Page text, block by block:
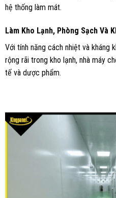
hệ thống làm mát.
Làm Kho Lạnh, Phòng Sạch Và
Với tính năng cách nhiệt và kháng
rộng rãi trong kho lạnh, nhà máy
tế và dược phẩm.